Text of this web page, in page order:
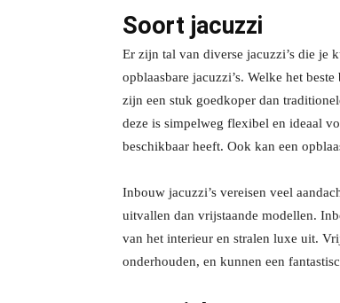
Soort jacuzzi
Er zijn tal van diverse jacuzzi’s die je
opblaasbare jacuzzi’s. Welke het
zijn een stuk goedkoper dan
deze is simpelweg flexibel en ideaal
beschikbaar heeft. Ook kan een
Inbouw jacuzzi’s vereisen veel
uitvallen dan vrijstaande modellen.
van het interieur en stralen luxe uit.
onderhouden, en kunnen een